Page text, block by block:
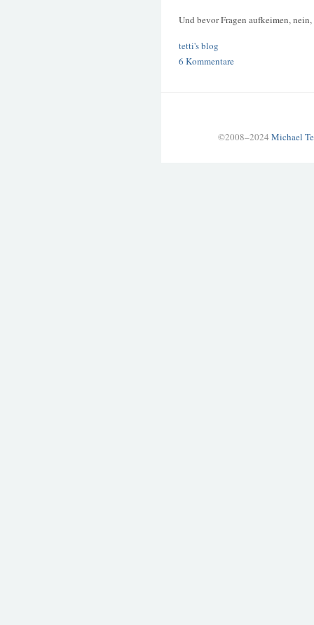
Und bevor Fragen aufkeimen,
tetti's blog
6 Kommentare
©2008–2024 Michael